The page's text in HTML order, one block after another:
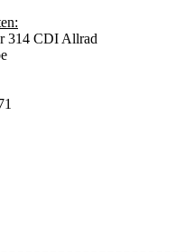
314 CDI Allrad